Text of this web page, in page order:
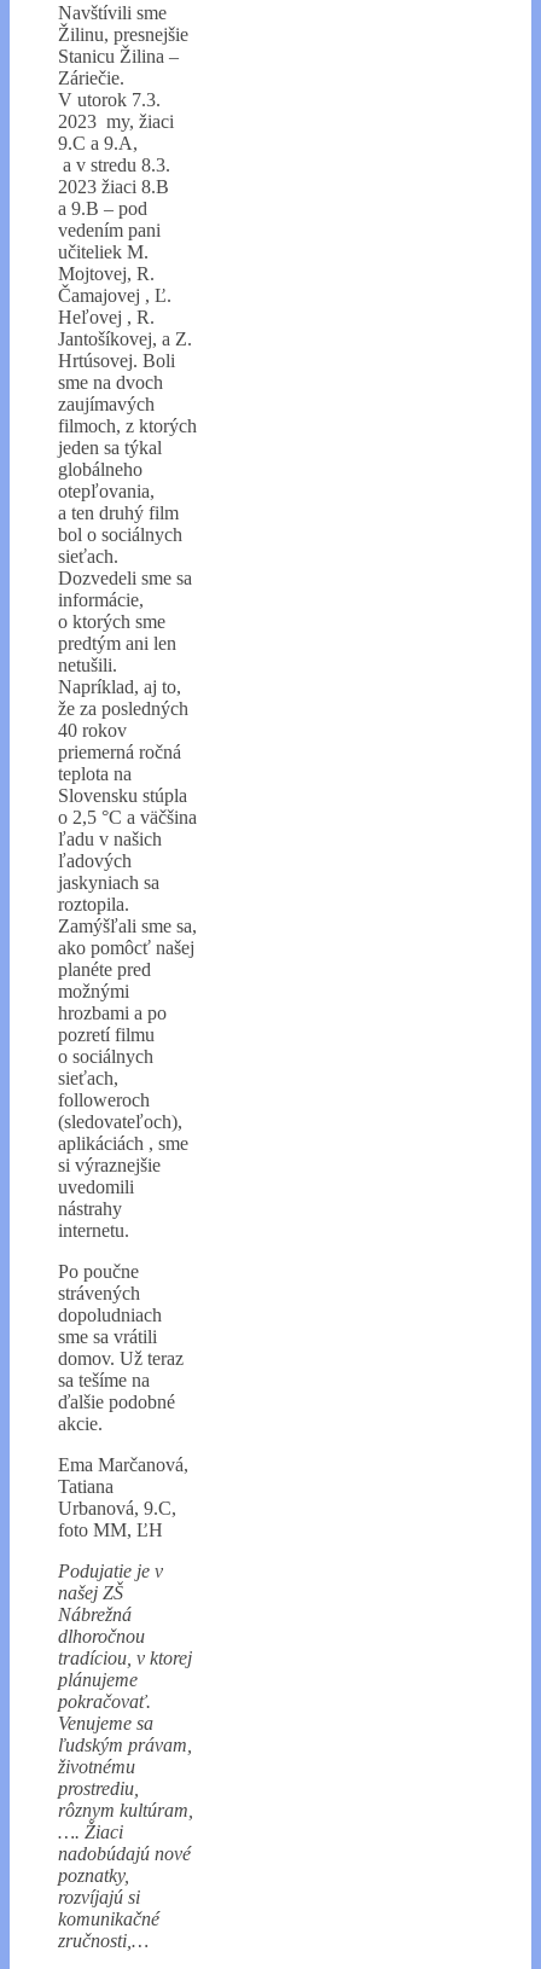
Navštívili sme
Žilinu, presnejšie
Stanicu Žilina –
Záriečie.
V utorok 7.3.
2023 my, žiaci
9.C a 9.A,
a v stredu 8.3.
2023 žiaci 8.B
a 9.B – pod
vedením pani
učiteliek M.
Mojtovej, R.
Čamajovej , Ľ.
Heľovej , R.
Jantošíkovej, a Z.
Hrtúsovej. Boli
sme na dvoch
zaujímavých
filmoch, z ktorých
jeden sa týkal
globálneho
otepľovania,
a ten druhý film
bol o sociálnych
sieťach.
Dozvedeli sme sa
informácie,
o ktorých sme
predtým ani len
netušili.
Napríklad, aj to,
že za posledných
40 rokov
priemerná ročná
teplota na
Slovensku stúpla
o 2,5 °C a väčšina
ľadu v našich
ľadových
jaskyniach sa
roztopila.
Zamýšľali sme sa,
ako pomôcť našej
planéte pred
možnými
hrozbami a po
pozretí filmu
o sociálnych
sieťach,
followeroch
(sledovateľoch),
aplikáciách , sme
si výraznejšie
uvedomili
nástrahy
internetu.
Po poučne
strávených
dopoludniach
sme sa vrátili
domov. Už teraz
sa tešíme na
ďalšie podobné
akcie.
Ema Marčanová,
Tatiana
Urbanová, 9.C,
foto MM, ĽH
Podujatie je v
našej ZŠ
Nábrežná
dlhoročnou
tradíciou, v ktorej
plánujeme
pokračovať.
Venujeme sa
ľudským právam,
životnému
prostrediu,
rôznym kultúram,
…. Žiaci
nadobúdajú nové
poznatky,
rozvíjajú si
komunikačné
zručnosti,…